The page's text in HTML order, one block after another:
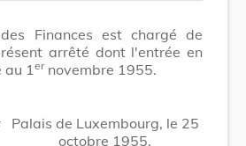
Finances est chargé de
arrêté dont l'entrée en
1 ernovembre 1955.
Palais de Luxembourg, le 25
octobre 1955.